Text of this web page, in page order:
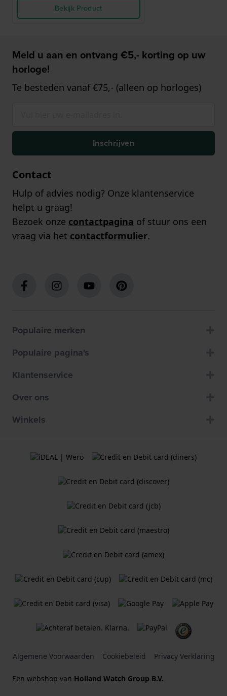
Bekijk Product
Meld u aan en ontvang €5,- korting op uw
horloge!
Te besteden vanaf €75,- (alleen op horloges)
Inschrijven
Contact
Hulp of advies nodig? Onze klantenservice
helpt u graag!
Bezoek onze contactpagina of stuur ons een
vraag via het contactformulier.
Populaire merken
Populaire pagina's
Klantenservice
Over ons
Winkels
Algemene Voorwaarden Cookiebeleid Privacy Verklaring
Een webshop van Holland Watch Group B.V.